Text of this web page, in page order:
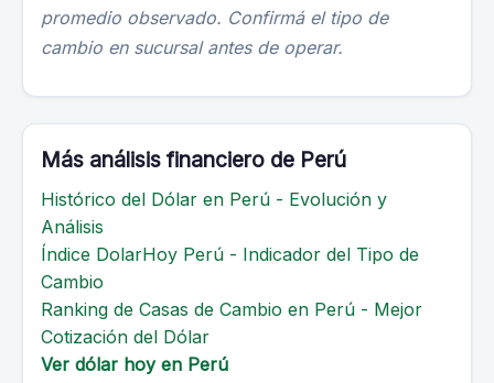
promedio observado. Confirmá el tipo de
cambio en sucursal antes de operar.
Más análisis financiero de Perú
Histórico del Dólar en Perú - Evolución y
Análisis
Índice DolarHoy Perú - Indicador del Tipo de
Cambio
Ranking de Casas de Cambio en Perú - Mejor
Cotización del Dólar
Ver dólar hoy en Perú